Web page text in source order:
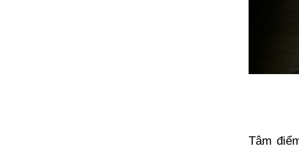
Tâm